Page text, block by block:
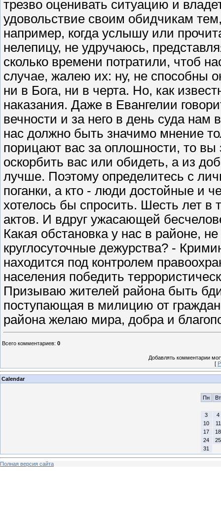
трезво оценивать ситуацию и
удовольствие своим обидчикам
например, когда услышу или
нелепицу, не удручаюсь,
сколько времени потратили, чтоб
случае, жалею их: ну, не способны
ни в Бога, ни в черта. Но, как
наказания. Даже в Евангелии
вечности и за него в день суда нам
нас должно быть значимо мнение
порицают вас за оплошности, то
оскорбить вас или обидеть, а из
лучше. Поэтому определитесь с
поганки, а кто - люди достойные и
хотелось бы спросить. Шесть лет в
актов. И вдруг ужасающей
Какая обстановка у нас в районе,
круглосуточные дежурства? -
находится под контролем
населения победить
Призываю жителей района быть
поступающая в милицию от
района желаю мира, добра и
Всего комментариев: 0
Добавлять комментарии
[
Calendar
Пн Вт
3
4
10
11
17
18
24
25
31
Полная версия сайта